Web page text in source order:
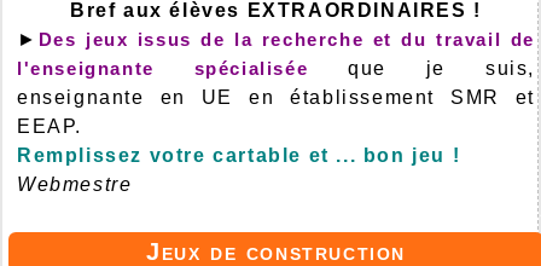
Bref aux élèves EXTRAORDINAIRES !
► Des jeux issus de la recherche et du travail de
l'enseignante spécialisée que je suis,
enseignante en UE en établissement SMR et
EEAP.
Remplissez votre cartable et ... bon jeu !
Webmestre
Jeux de construction